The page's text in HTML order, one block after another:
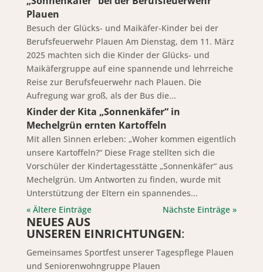
Plauen
Besuch der Glücks- und Maikäfer-Kinder bei der
Berufsfeuerwehr Plauen Am Dienstag, dem 11. März
2025 machten sich die Kinder der Glücks- und
Maikäfergruppe auf eine spannende und lehrreiche
Reise zur Berufsfeuerwehr nach Plauen. Die
Aufregung war groß, als der Bus die...
Kinder der Kita „Sonnenkäfer“ in
Mechelgrün ernten Kartoffeln
Mit allen Sinnen erleben: „Woher kommen eigentlich
unsere Kartoffeln?“ Diese Frage stellten sich die
Vorschüler der Kindertagesstätte „Sonnenkäfer“ aus
Mechelgrün. Um Antworten zu finden, wurde mit
Unterstützung der Eltern ein spannendes...
« Ältere Einträge
Nächste Einträge »
NEUES AUS
UNSEREN EINRICHTUNGEN:
Gemeinsames Sportfest unserer Tagespflege Plauen
und Seniorenwohngruppe Plauen